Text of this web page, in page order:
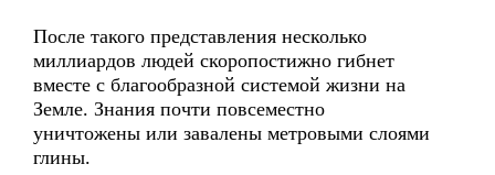
После такого представления несколько
миллиардов людей скоропостижно гибнет
вместе с благообразной системой жизни на
Земле. Знания почти повсеместно
уничтожены или завалены метровыми слоями
глины.